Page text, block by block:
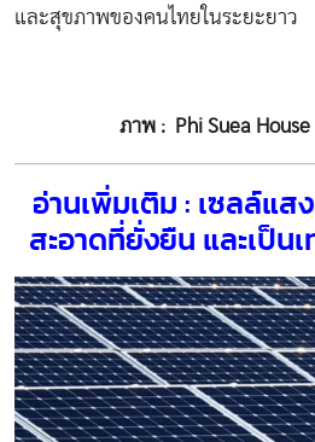
และสุขภาพของคนไทยในระยะยาว
ภาพ : Phi Suea
อ่านเพิ่มเติม : เซลล์แ
สะอาดที่ยั่งยืน และเป็น